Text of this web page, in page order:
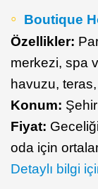
Boutique
Özellikler:
merkezi, spa
havuzu,
Konum:
Fiyat:
oda için
Detaylı bilgi